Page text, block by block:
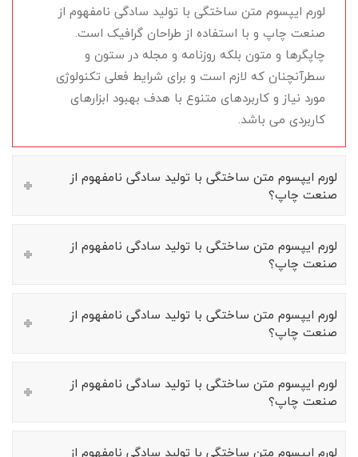
لورم ایپسوم متن ساختگی با تولید سادگی نامفهوم از
صنعت چاپ و با استفاده از طراحان گرافیک است.
چاپگرها و متون بلکه روزنامه و مجله در ستون و
سطرآنچنان که لازم است و برای شرایط فعلی تکنولوژی
مورد نیاز و کاربردهای متنوع با هدف بهبود ابزارهای
کاربردی می باشد.
لورم ایپسوم متن ساختگی با تولید سادگی نامفهوم از
صنعت چاپ؟
لورم ایپسوم متن ساختگی با تولید سادگی نامفهوم از
صنعت چاپ؟
لورم ایپسوم متن ساختگی با تولید سادگی نامفهوم از
صنعت چاپ؟
لورم ایپسوم متن ساختگی با تولید سادگی نامفهوم از
صنعت چاپ؟
لورم ایپسوم متن ساختگی با تولید سادگی نامفهوم از